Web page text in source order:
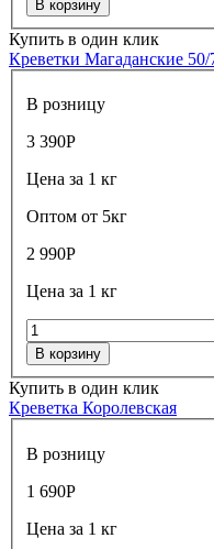
В корзину
Купить в один клик
Креветки Магаданские 50/
В розницу
3 390Р
Цена за 1 кг
Оптом от 5кг
2 990Р
Цена за 1 кг
В корзину
Купить в один клик
Креветка Королевская
В розницу
1 690Р
Цена за 1 кг